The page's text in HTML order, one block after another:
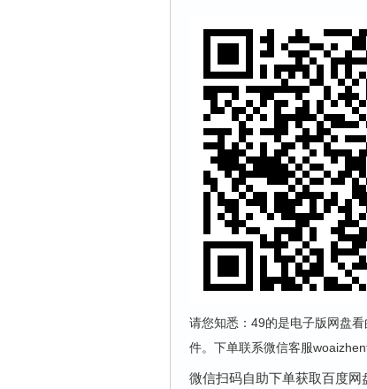
请您知悉：49的是电子版网盘
件。下单联系微信客服
微信扫码自助下单获取百度网